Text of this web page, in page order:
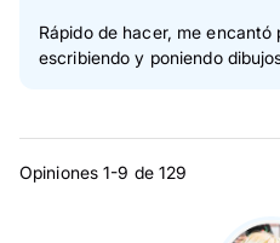
Rápido de hacer, me encantó
escribiendo y poniendo
Opiniones 1-9 de 129